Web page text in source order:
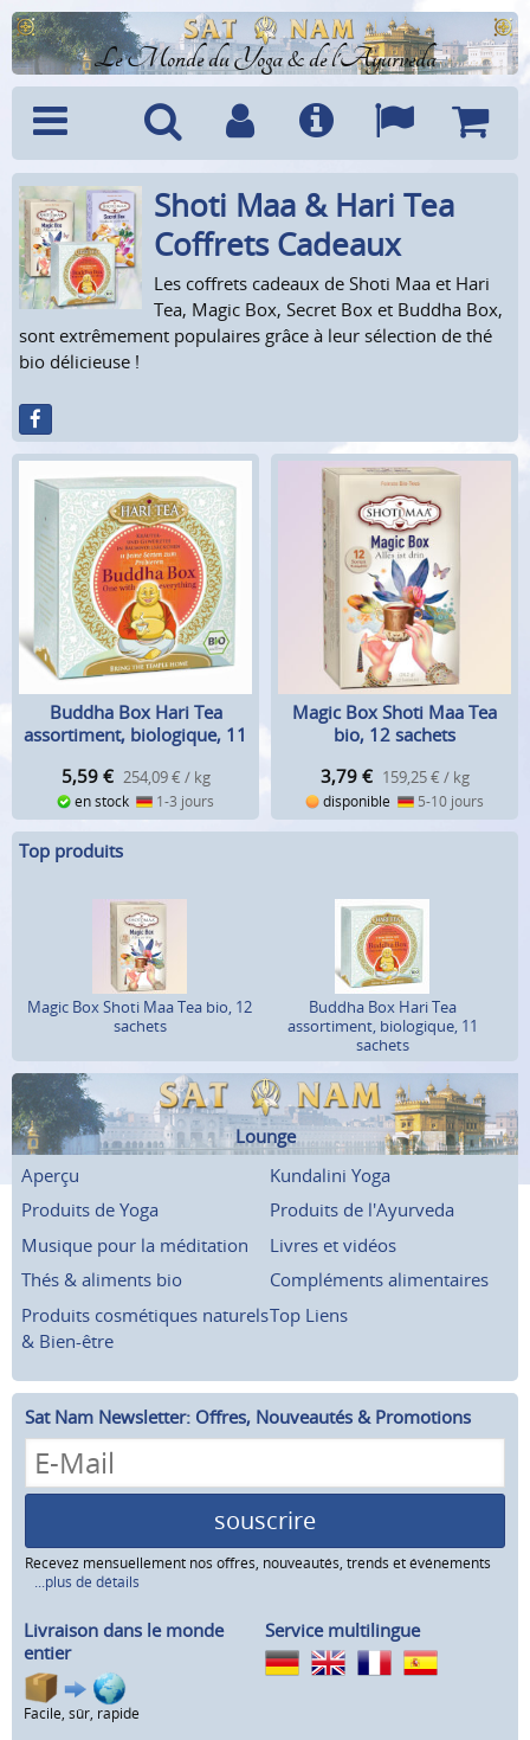
Le Monde du Yoga & de l'Ayurveda
Menu Recherche
CompteInfo LanguesPanier
Shoti Maa & Hari Tea
Coffrets Cadeaux
Les coffrets cadeaux de Shoti Maa et Hari
Tea, Magic Box, Secret Box et Buddha Box,
sont extrêmement populaires grâce à leur sélection de thé
bio délicieuse !
Buddha Box Hari Tea
assortiment, biologique, 11
5,59 € 254,09 € / kg
en stock 1-3 jours
Magic Box Shoti Maa Tea
bio, 12 sachets
3,79 € 159,25 € / kg
disponible 5-10 jours
Top produits
Magic Box Shoti Maa Tea bio, 12
sachets
Buddha Box Hari Tea
assortiment, biologique, 11
sachets
Lounge
Aperçu
Kundalini Yoga
Produits de Yoga
Produits de l'Ayurveda
Musique pour la méditation
Livres et vidéos
Thés & aliments bio
Compléments alimentaires
Produits cosmétiques naturels
& Bien-être
Top Liens
Sat Nam Newsletter: Offres, Nouveautés & Promotions
souscrire
Recevez mensuellement nos offres, nouveautés, trends et événements
...plus de détails
Livraison dans le monde
entier
Facile, sûr, rapide
Service multilingue